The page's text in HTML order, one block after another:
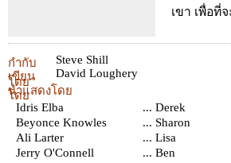
เขา เพื่อที่
กำกับ
โดย
Steve Shill
เขียน
โดย
David Loughery
นำแสดงโดย
Idris Elba
... Derek
Beyonce Knowles
... Sharon
Ali Larter
... Lisa
Jerry O'Connell
... Ben